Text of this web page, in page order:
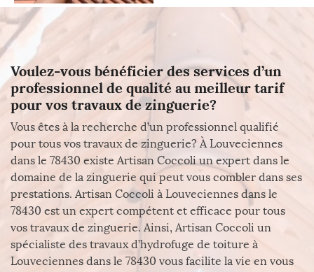
Voulez-vous bénéficier des services d’un
professionnel de qualité au meilleur tarif
pour vos travaux de zinguerie?
Vous êtes à la recherche d’un professionnel qualifié
pour tous vos travaux de zinguerie? À Louveciennes
dans le 78430 existe Artisan Coccoli un expert dans le
domaine de la zinguerie qui peut vous combler dans ses
prestations. Artisan Coccoli à Louveciennes dans le
78430 est un expert compétent et efficace pour tous
vos travaux de zinguerie. Ainsi, Artisan Coccoli un
spécialiste des travaux d’hydrofuge de toiture à
Louveciennes dans le 78430 vous facilite la vie en vous